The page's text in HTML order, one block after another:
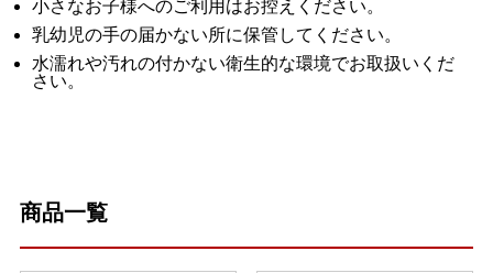
小さなお子様へのご利用はお控えください。
乳幼児の手の届かない所に保管してください。
水濡れや汚れの付かない衛生的な環境でお取扱いくだ
さい。
商品一覧